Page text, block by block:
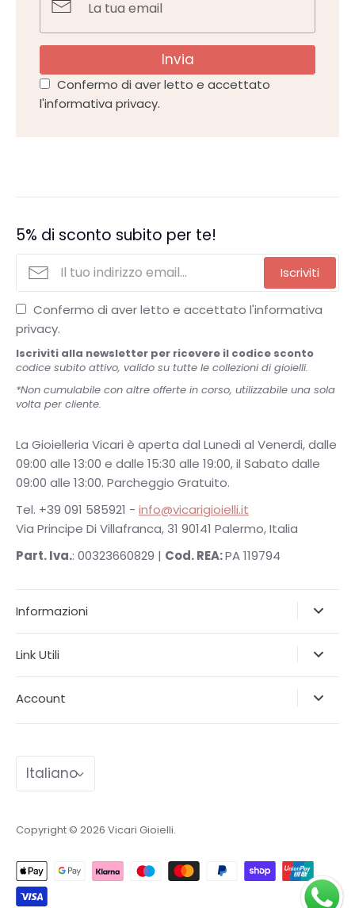
Invia
Confermo di aver letto e accettato
l'informativa privacy.
5% di sconto subito per te!
Iscriviti
Confermo di aver letto e accettato l'informativa
privacy.
Iscriviti alla newsletter per ricevere il codice sconto
codice subito attivo, valido su tutte le collezioni di gioielli.
*Non cumulabile con altre offerte in corso, utilizzabile una sola
volta per cliente.
La Gioielleria Vicari è aperta dal Lunedi al Venerdi, dalle
09:00 alle 13:00 e dalle 15:30 alle 19:00, il Sabato dalle
09:00 alle 13:00. Parcheggio Gratuito.
Tel. +39 091 585921 - info@vicarigioielli.it
Via Principe Di Villafranca, 31 90141 Palermo, Italia
Part. Iva.: 00323660829 | Cod. REA:PA 119794
Informazioni
Link Utili
Account
Lingua
Italiano
Copyright © 2026 Vicari Gioielli.